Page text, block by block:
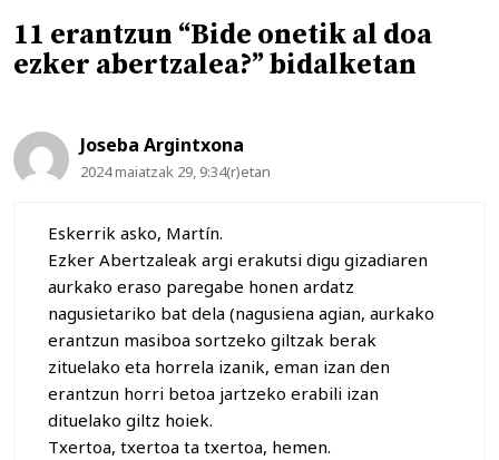
11 erantzun “Bide onetik al doa
ezker abertzalea?” bidalketan
Joseba Argintxona
2024 maiatzak 29, 9:34(r)etan
Eskerrik asko, Martín.
Ezker Abertzaleak argi erakutsi digu gizadiaren
aurkako eraso paregabe honen ardatz
nagusietariko bat dela (nagusiena agian, aurkako
erantzun masiboa sortzeko giltzak berak
zituelako eta horrela izanik, eman izan den
erantzun horri betoa jartzeko erabili izan
dituelako giltz hoiek.
Txertoa, txertoa ta txertoa, hemen.